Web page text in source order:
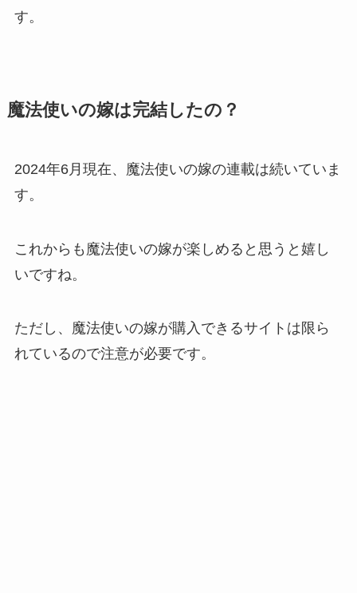
す。
魔法使いの嫁は完結したの？
2024年6月現在、魔法使いの嫁の連載は続いていま
す。
これからも魔法使いの嫁が楽しめると思うと嬉し
いですね。
ただし、魔法使いの嫁が購入できるサイトは限ら
れているので注意が必要です。